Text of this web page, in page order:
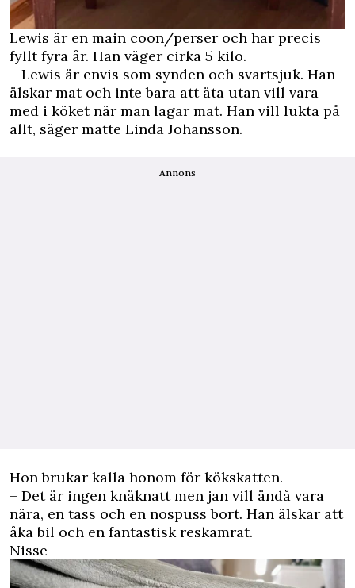
Lewis är en main coon/perser och har precis
fyllt fyra år. Han väger cirka 5 kilo.
– Lewis är envis som synden och svartsjuk. Han
älskar mat och inte bara att äta utan vill vara
med i köket när man lagar mat. Han vill lukta på
allt, säger matte Linda Johansson.
Annons
Hon brukar kalla honom för kökskatten.
– Det är ingen knäknatt men jan vill ändå vara
nära, en tass och en nospuss bort. Han älskar att
åka bil och en fantastisk reskamrat.
Nisse